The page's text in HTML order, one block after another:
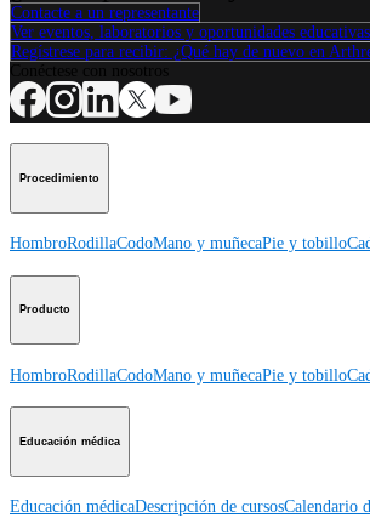
Contacte a un representante
Ver eventos, laboratorios y oportunidades educativas
Regístrese para recibir: ¿Qué hay de nuevo en
Procedimiento
HombroRodillaCodoMano y muñecaPie y tobillo
Producto
HombroRodillaCodoMano y muñecaPie y tobillo
Educación médica
Educación médicaDescripción de cursosCalendario